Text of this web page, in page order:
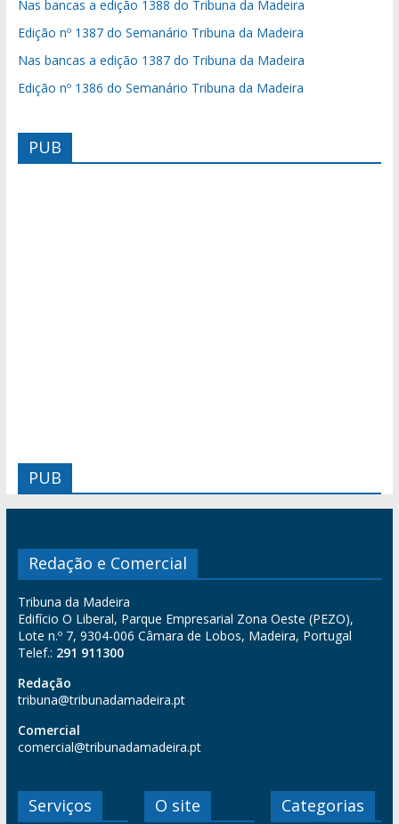
Nas bancas a edição 1388 do Tribuna da Madeira
Edição nº 1387 do Semanário Tribuna da Madeira
Nas bancas a edição 1387 do Tribuna da Madeira
Edição nº 1386 do Semanário Tribuna da Madeira
PUB
PUB
Redação e Comercial
Tribuna da Madeira
Edifício O Liberal, Parque Empresarial Zona Oeste (PEZO),
Lote n.º 7, 9304-006 Câmara de Lobos, Madeira, Portugal
Telef.: 291 911300
Redação
tribuna@tribunadamadeira.pt
Comercial
comercial@tribunadamadeira.pt
Serviços O site Categorias